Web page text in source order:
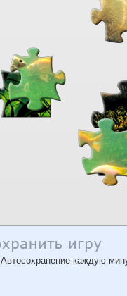
Автосохранение каждую